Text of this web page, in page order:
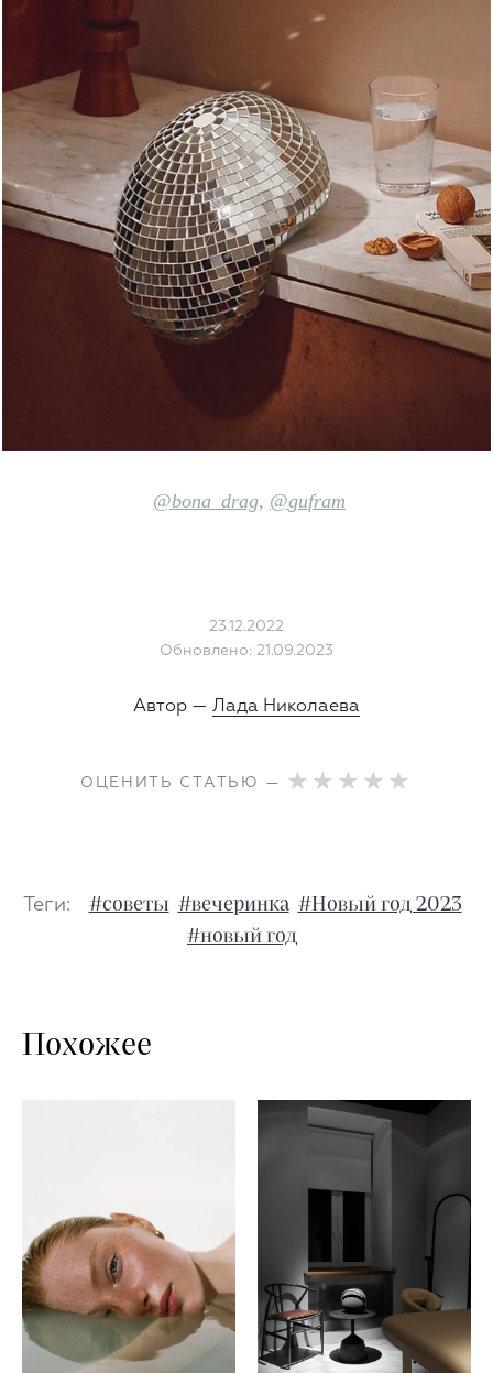
@bona_drag, @gufram
23.12.2022
Обновлено: 21.09.2023
Автор — Лада Николаева
ОЦЕНИТЬ СТАТЬЮ —
Теги: #советы #вечеринка #Новый год 2023
#новый год
Похожее